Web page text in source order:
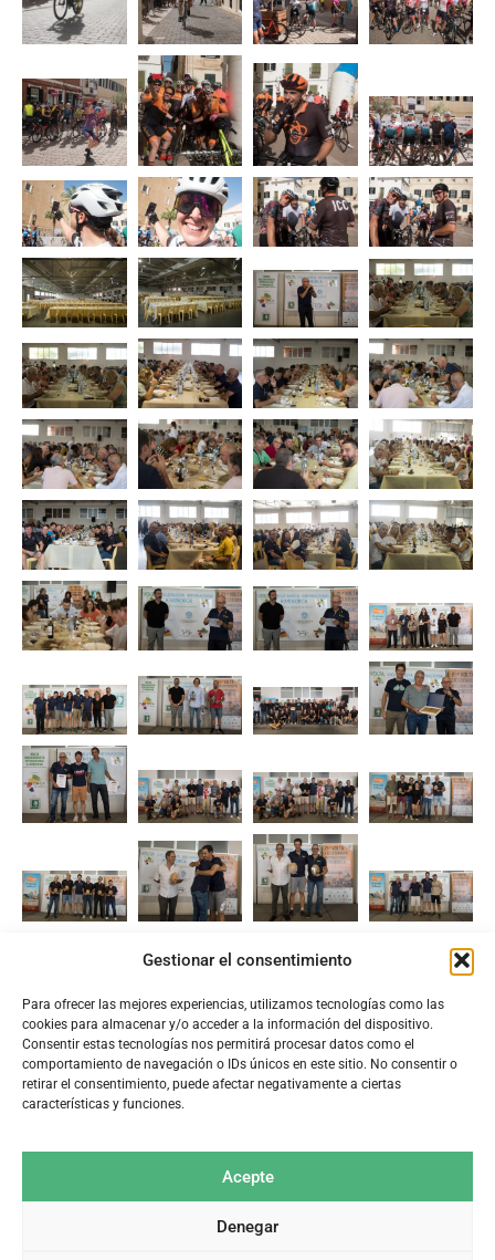
Gestionar el consentimiento
Para ofrecer las mejores experiencias, utilizamos tecnologías como las
cookies para almacenar y/o acceder a la información del dispositivo.
Consentir estas tecnologías nos permitirá procesar datos como el
comportamiento de navegación o IDs únicos en este sitio. No consentir o
retirar el consentimiento, puede afectar negativamente a ciertas
características y funciones.
Acepte
Denegar